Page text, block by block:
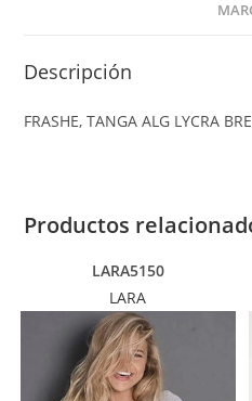
Descripción
FRASHE, TANGA ALG LYCRA
Productos
LARA5150
LARA